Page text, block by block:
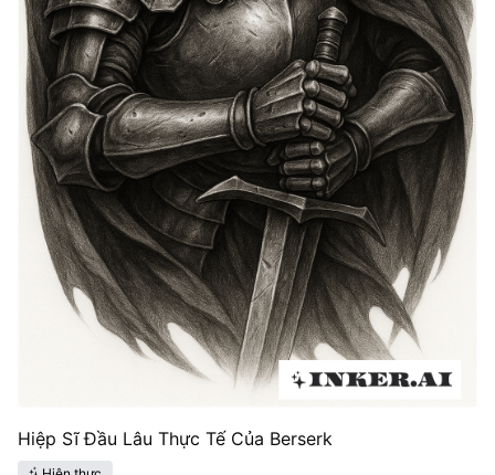
Hiệp Sĩ Đầu Lâu Thực Tế Của Berserk